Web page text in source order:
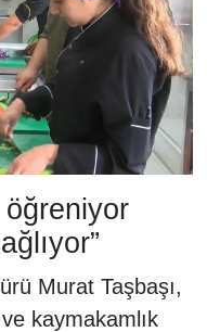
öğreniyor
Murat Taşbaşı,
kaymakamlık